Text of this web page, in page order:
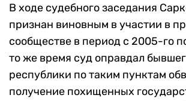
В ходе судебного заседания
признан виновным в участии в
сообществе в период с 2005-го
то же время суд оправдал
республики по таким пунктам
получение похищенных